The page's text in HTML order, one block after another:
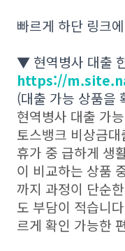
빠르게 하단 링크
▼ 현역병사 대출
https://
(대출 가능 상품을
현역병사 대출 가
토스뱅크 비상금대
휴가 중 급하게 생
이 비교하는 상품
까지 과정이 단순
도 부담이 적습니
르게 확인 가능한